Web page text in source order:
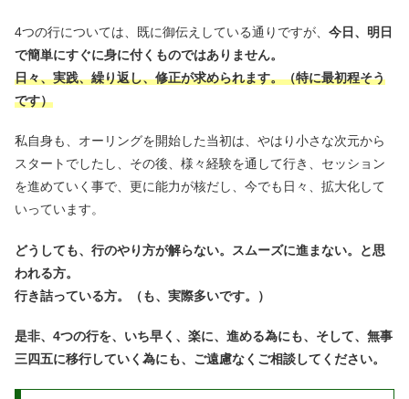
4つの行については、既に御伝えしている通りですが、 今日、明日
で簡単にすぐに身に付くものではありません。
日々、実践、繰り返し、修正が求められます。（特に最初程そう
です）
私自身も、オーリングを開始した当初は、やはり小さな次元から
スタートでしたし、その後、様々経験を通して行き、セッション
を進めていく事で、更に能力が核だし、今でも日々、拡大化して
いっています。
どうしても、行のやり方が解らない。スムーズに進まない。と思
われる方。
行き詰っている方。（も、実際多いです。）
是非、4つの行を、いち早く、楽に、進める為にも、そして、無事
三四五に移行していく為にも、ご遠慮なくご相談してください。